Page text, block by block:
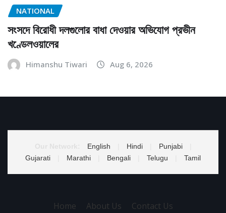
NATIONAL
সংসদে বিরোধী দলগুলোর বাধা দেওয়ার অভিযোগ প্রভীন
খণ্ডেলওয়ালের
Himanshu Tiwari Aug 6, 2026
English Hindi Punjabi
Gujarati
Marathi Bengali Telugu Tamil
Home About Us
Contact Us